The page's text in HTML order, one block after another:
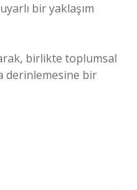
bir yaklaşım
birlikte toplumsal
derinlemesine bir